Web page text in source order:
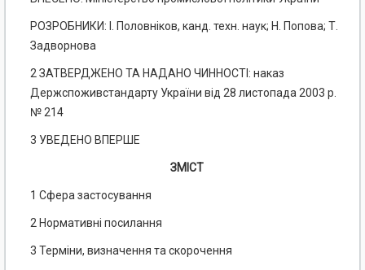
РОЗРОБНИКИ: І. Половніков, канд. техн. наук; Н. Попова; Т.
Задворнова
2 ЗАТВЕРДЖЕНО ТА НАДАНО ЧИННОСТІ: наказ
Держспоживстандарту України від 28 листопада 2003 р.
№ 214
3 УВЕДЕНО ВПЕРШЕ
ЗМІСТ
1 Сфера застосування
2 Нормативні посилання
3 Терміни, визначення та скорочення